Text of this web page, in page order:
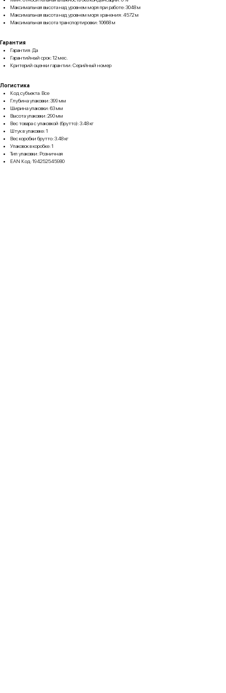
Максимальная высота над уровнем моря при работе: 3048 м
Максимальная высота над уровнем моря хранения: 4572 м
Максимальная высота транспортировки: 10668 м
Гарантия
Гарантия: Да
Гарантийный срок: 12 мес.
Критерий оценки гарантии: Серийный номер
Логистика
Код субъекта: Все
Глубина упаковки: 399 мм
Ширина упаковки: 63 мм
Высота упаковки: 290 мм
Вес товара с упаковкой (брутто): 3.48 кг
Штук в упаковке: 1
Вес коробки брутто: 3.48 кг
Упаковок в коробке: 1
Тип упаковки: Розничная
EAN Код: 194252545980